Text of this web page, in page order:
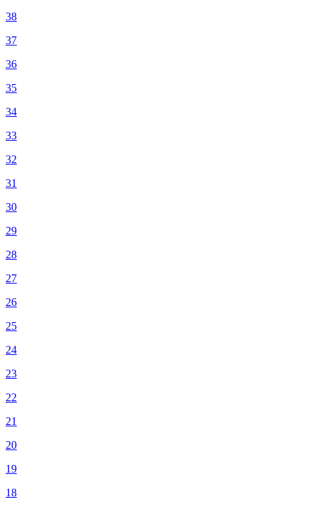
38
37
36
35
34
33
32
31
30
29
28
27
26
25
24
23
22
21
20
19
18